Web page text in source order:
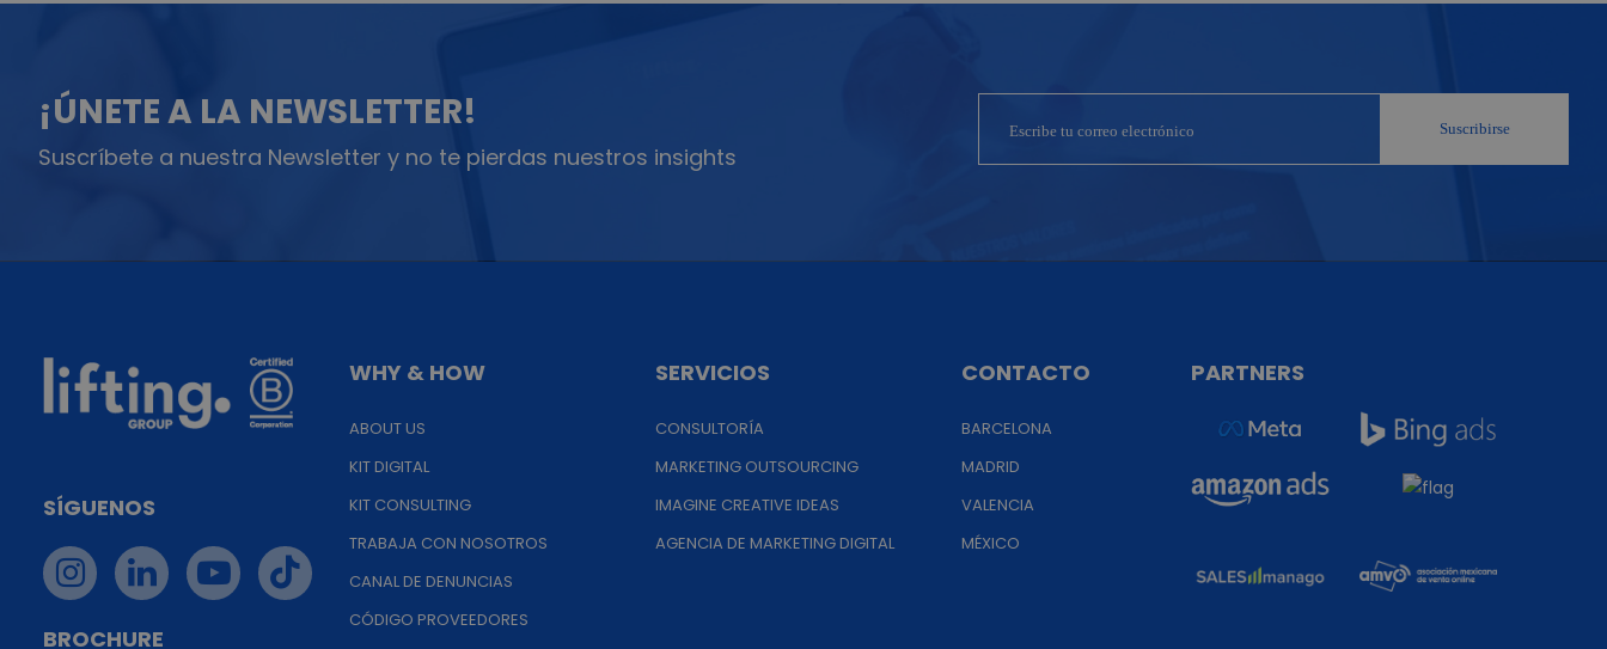
¡ÚNETE A LA NEWSLETTER!
Suscríbete a nuestra Newsletter y no te pierdas nuestros insights
SÍGUENOS
BROCHURE
WHY & HOW
ABOUT US
KIT DIGITAL
KIT CONSULTING
TRABAJA CON NOSOTROS
CANAL DE DENUNCIAS
CÓDIGO PROVEEDORES
SERVICIOS
CONSULTORÍA
MARKETING OUTSOURCING
IMAGINE CREATIVE IDEAS
AGENCIA DE MARKETING DIGITAL
CONTACTO
BARCELONA
MADRID
VALENCIA
MÉXICO
PARTNERS